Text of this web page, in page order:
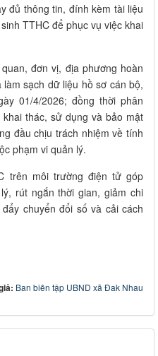
đủ thông tin, đính kèm tài liệu
TTHC để phục vụ việc khai
đơn vị, địa phương hoàn
sạch dữ liệu hồ sơ cán bộ,
01/4/2026; đồng thời phân
thác, sử dụng và bảo mật
đầu chịu trách nhiệm về tính
phạm vi quản lý.
trên môi trường điện tử góp
rút ngắn thời gian, giảm chi
chuyển đổi số và cải cách
Ban biên tập UBND xã Đak Nhau